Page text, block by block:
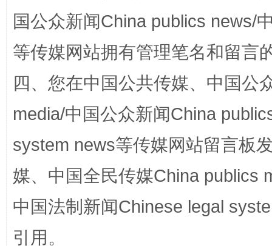
完善运行机制助力责任有效落实 一纸欠
国公众新闻China publics news/
等传媒网站拥有管理笔名和留言
四、您在中国公共传媒、中国公
media/中国公众新闻China
system news等传媒网站留言板
媒、中国全民传媒China publics
中国法制新闻Chinese legal
引用。